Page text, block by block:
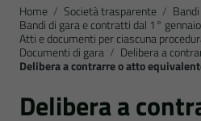
Home / Società trasparente /
Bandi di gara e contratti dal 1°
Atti e documenti per ciascuna
Documenti di gara / Delibera a
Delibera a contrarre o atto
Delibera a